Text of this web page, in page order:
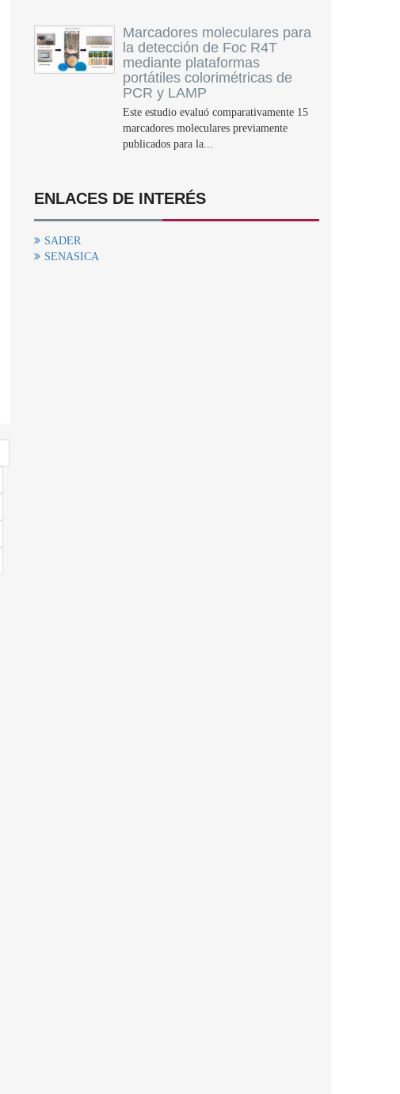
Marcadores moleculares para
la detección de Foc R4T
mediante plataformas
portátiles colorimétricas de
PCR y LAMP
Este estudio evaluó comparativamente 15
marcadores moleculares previamente
publicados para la...
ENLACES DE INTERÉS
SADER
SENASICA